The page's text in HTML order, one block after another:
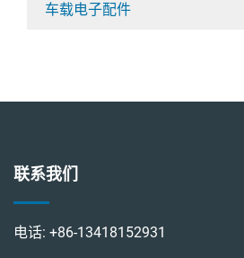
车载电子配件
联系我们
电话: +86-13418152931